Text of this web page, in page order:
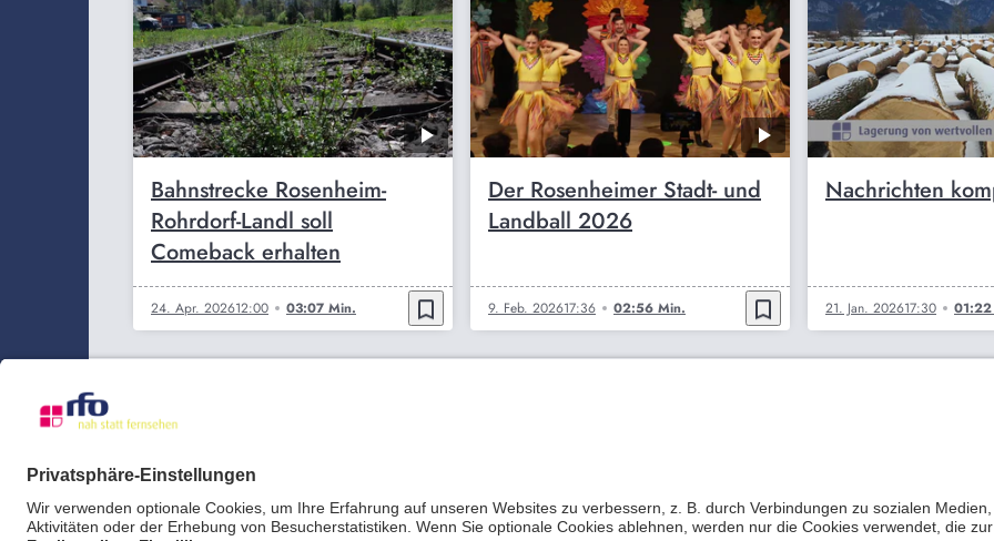
Bahnstrecke Rosenheim-
Rohrdorf-Landl soll
Comeback erhalten
24. Apr. 202612:00 03:07 Min. bookmark_border
Der Rosenheimer Stadt- und
Landball 2026
9. Feb. 202617:36 02:56 Min. bookmark_border
Nachrichten
21. Jan. 202617:30